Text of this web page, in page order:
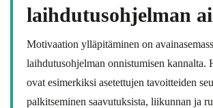
laihdutusohjelman
Motivaation ylläpitäminen on
laihdutusohjelman onnistumisen kannalta.
ovat esimerkiksi asetettujen tavoitteiden
palkitseminen saavutuksista, liikunnan ja